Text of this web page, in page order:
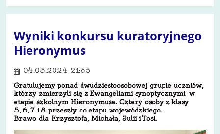
Wyniki konkursu kuratoryjnego
Hieronymus
04.03.2024 21:35
Gratulujemy ponad dwudziestoosobowej grupie uczniów,
którzy zmierzyli się z Ewangeliami synoptycznymi w
etapie szkolnym Hieronymusa. Cztery osoby z klasy
5, 6, 7 i 8 przeszły do etapu wojewódzkiego.
Brawo dla Krzysztofa, Michała, Julii i Tosi.